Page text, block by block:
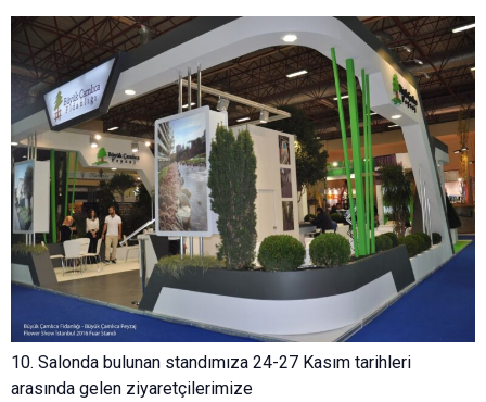
10. Salonda bulunan standımıza 24-27 Kasım tarihleri
arasında gelen ziyaretçilerimize